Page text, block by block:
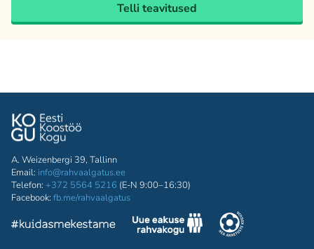
Telli teavitused
A. Weizenbergi 39, Tallinn
Email: info@rahvaalgatus.ee
Telefon: +372 5564 5216 (E-N 9:00–16:30)
Facebook: fb.me/rahvaalgatus